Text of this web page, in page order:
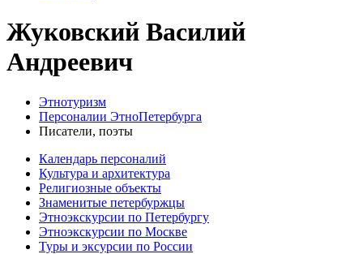
Жуковский Василий
Андреевич
Этнотуризм
Персоналии ЭтноПетербурга
Писатели, поэты
Календарь персоналий
Культура и архитектура
Религиозные объекты
Знаменитые петербуржцы
Этноэкскурсии по Петербургу
Этноэкскурсии по Москве
Туры и эксурсии по России